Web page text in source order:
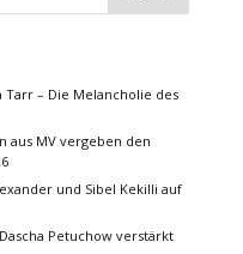
– Die Melancholie des
aus MV vergeben den
und Sibel Kekilli auf
Petuchow verstärkt